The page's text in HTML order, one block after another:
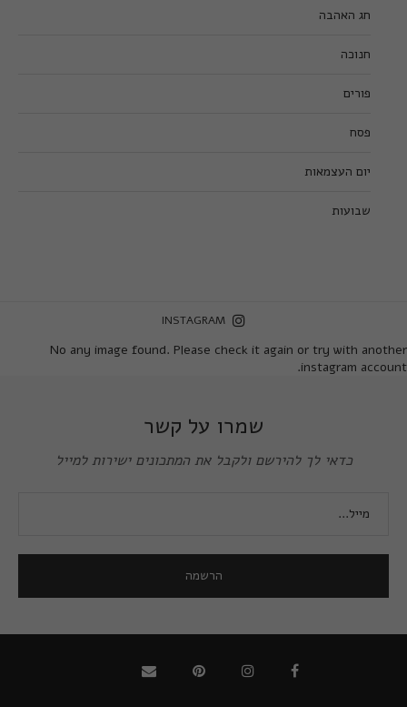
חג האהבה
חנוכה
פורים
פסח
יום העצמאות
שבועות
INSTAGRAM
No any image found. Please check it again or try with another
instagram account.
שמרו על קשר
כדאי לך להירשם ולקבל את המתכונים ישירות למייל